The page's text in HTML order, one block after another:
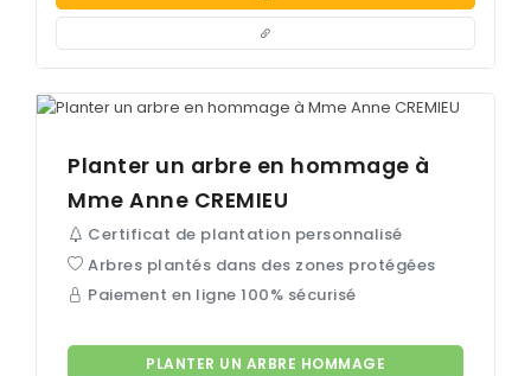
Planter un arbre en hommage à
Mme Anne CREMIEU
Certificat de plantation personnalisé
Arbres plantés dans des zones protégées
Paiement en ligne 100% sécurisé
PLANTER UN ARBRE HOMMAGE